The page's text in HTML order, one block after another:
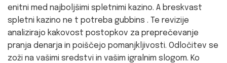
enitni med najboljšimi spletnimi kazino. A breskvast
spletni kazino ne t potreba gubbins . Te revizije
analizirajo kakovost postopkov za preprečevanje
pranja denarja in poiščejo pomanjkljivosti. Odločitev se
zoži na vašimi sredstvi in vašim igralnim slogom. Ko